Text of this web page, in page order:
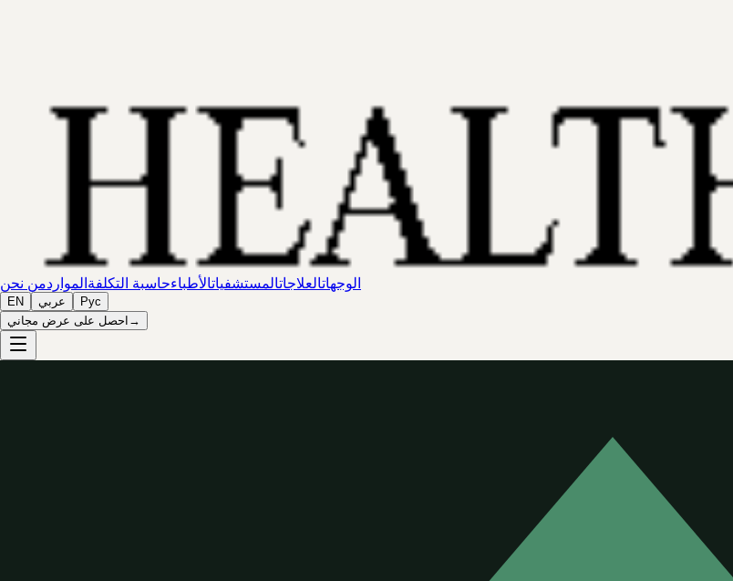
الوجهاتالعلاجاتالمستشفياتالأطباءحاسبة التكلفة المواردمن نحن
EN عربي
Рус
احصل على عرض مجاني →